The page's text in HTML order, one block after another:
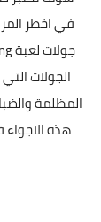
في اخطر
الجولات
المظلمة
هذه